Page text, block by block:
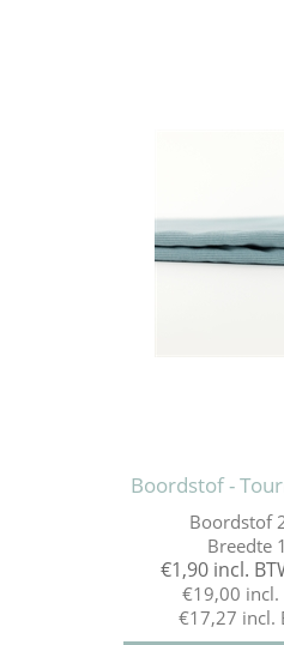
Boordstof -
Boordstof
Breedte
€1,90 incl.
€19,00 incl.
€17,27 incl.